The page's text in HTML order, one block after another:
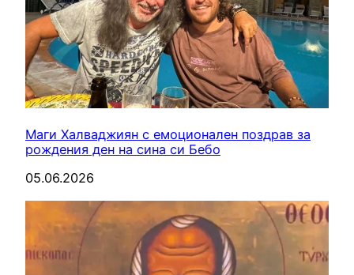
Маги Халваджиян с емоционален поздрав за
рождения ден на сина си Бебо
05.06.2026